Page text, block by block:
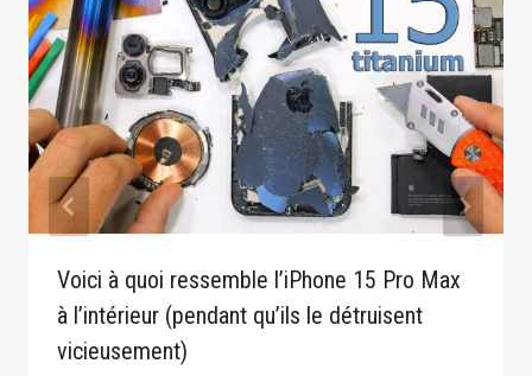
Voici à quoi ressemble l’iPhone 15 Pro Max
à l’intérieur (pendant qu’ils le détruisent
vicieusement)